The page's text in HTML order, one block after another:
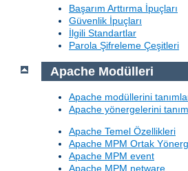
Başarım Arttırma İpuçları
Güvenlik İpuçları
İlgili Standartlar
Parola Şifreleme Çeşitleri
Apache Modülleri
Apache modüllerini
Apache yönergelerini
Apache Temel Özellikleri
Apache MPM Ortak
Apache MPM event
Apache MPM netware